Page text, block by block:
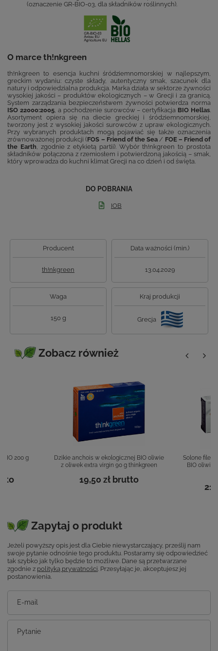
(oznaczenie GR-BIO-03, dla składników roślinnych).
O marce th!nkgreen
th!nkgreen to esencja kuchni śródziemnomorskiej w najlepszym,
greckim wydaniu: czyste składy, autentyczny smak, szacunek dla
natury i odpowiedzialna produkcja. Marka działa w sektorze żywności
wysokiej jakości – produktów ekologicznych – w Grecji i za granicą.
System zarządzania bezpieczeństwem żywności potwierdza norma
ISO 22000:2005, a pochodzenie surowców – certyfikacja BIO Hellas
Asortyment opiera się na diecie greckiej i śródziemnomorskiej,
tworzony jest z wysokiej jakości surowców z upraw ekologicznych.
Przy wybranych produktach mogą pojawiać się także oznaczenia
zrównoważonej produkcji (FOS – Friend of the Sea / FOE – Friend of
the Earth , zgodnie z etykietą partii). Wybór th!nkgreen to prostota
składników połączona z rzemiosłem i potwierdzoną jakością – smak,
który wprowadza do kuchni klimat Grecji na co dzień i od święta.
DO POBRANIA
IOB
Producent
th!nkgreen
Data ważności (min.)
13.04.2029
Waga
150 g
Kraj produkcji
Grecja
Zobacz również
BIO 200 g
Dzikie anchois w ekologicznej BIO oliwie
z oliwek extra virgin 90 g thinkgreen
19,50 zł brutto
Solone
BIO oliwie
Zapytaj o produkt
Jeżeli powyższy opis jest dla Ciebie niewystarczający, prześlij nam
swoje pytanie odnośnie tego produktu. Postaramy się odpowiedzieć
tak szybko jak tylko będzie to możliwe. Dane są przetwarzane
zgodnie z polityką prywatności . Przesyłając je, akceptujesz jej
postanowienia.
E-mail
Pytanie